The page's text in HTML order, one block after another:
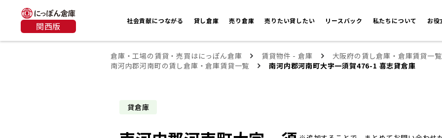
関西版 社会貢献につながる 貸し倉庫 売り倉庫 売りたい貸したい リースバック 私たちについて お
倉庫・工場の賃貸・売買はにっぽん倉庫 賃貸物件 - 倉庫
大阪府の賃し倉庫・倉庫賃貸一覧
南河内郡河南町の賃し倉庫・倉庫賃貸一覧
南河内郡河南町大字一須賀476-1 喜志貸倉庫
貸倉庫